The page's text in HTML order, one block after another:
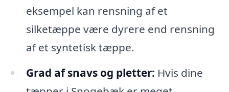
eksempel kan rensning af et
silketæppe være dyrere end rensning
af et syntetisk tæppe.
Grad af snavs og pletter: Hvis dine